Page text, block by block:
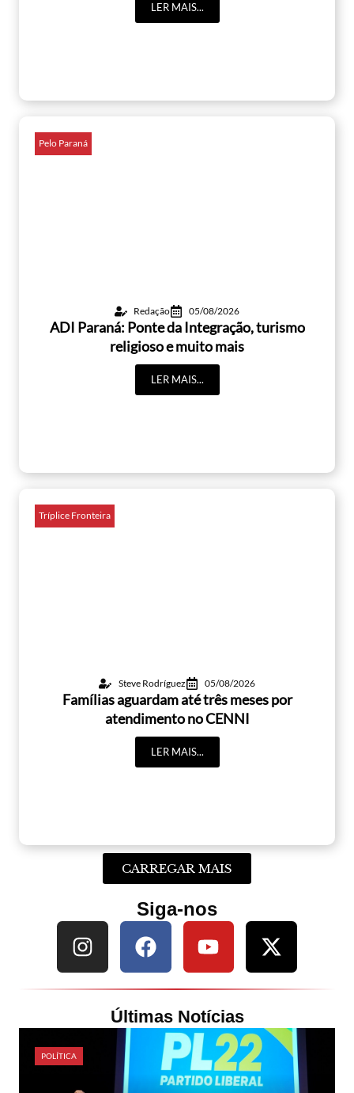
LER MAIS...
Pelo Paraná
Redação 05/08/2026
ADI Paraná: Ponte da Integração, turismo
religioso e muito mais
LER MAIS...
Tríplice Fronteira
Steve Rodríguez 05/08/2026
Famílias aguardam até três meses por
atendimento no CENNI
LER MAIS...
CARREGAR MAIS
Siga-nos
Últimas Notícias
POLÍTICA